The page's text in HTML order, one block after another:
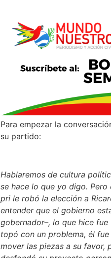
Para empezar la
su partido:
Hablaremos de cultura
se hace lo que yo digo.
pri le robó la elección a
entender que el gobierno
gobernador–, lo que hice fue
topó con un problema, él fue
mover las piezas a su favor,